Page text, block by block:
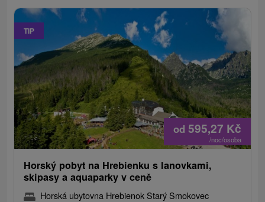
TIP
od 595,27 Kč
/noc/osoba
Horský pobyt na Hrebienku s lanovkami,
skipasy a aquaparky v ceně
Horská ubytovna Hrebienok Starý Smokovec